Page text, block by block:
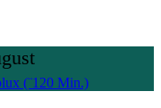
(¨120 Min.)